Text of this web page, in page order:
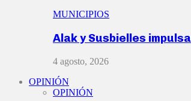
MUNICIPIOS
Alak y Susbielles
4 agosto, 2026
OPINIÓN
OPINIÓN